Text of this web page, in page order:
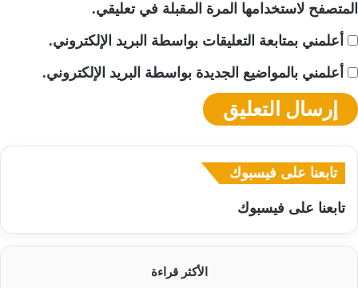
المتصفح لاستخدامها المرة المقبلة في تعليقي.
أعلمني بمتابعة التعليقات بواسطة البريد الإلكتروني.
أعلمني بالمواضيع الجديدة بواسطة البريد الإلكتروني.
تابعنا على فيسبوك
تابعنا على فيسبوك
الأكثر قراءة